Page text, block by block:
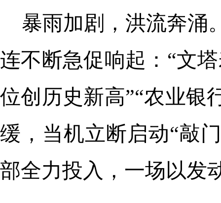
暴雨加剧，洪流奔涌
连不断急促响起：“文
位创历史新高”“农业
缓，当机立断启动“敲
部全力投入，一场以发